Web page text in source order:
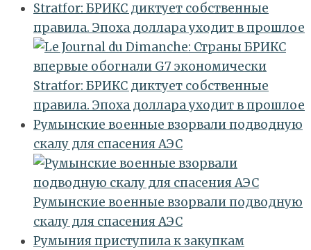
Stratfor: БРИКС диктует собственные
правила. Эпоха доллара уходит в прошлое
Stratfor: БРИКС диктует собственные
правила. Эпоха доллара уходит в прошлое
Румынские военные взорвали подводную
скалу для спасения АЭС
Румынские военные взорвали подводную
скалу для спасения АЭС
Румыния приступила к закупкам